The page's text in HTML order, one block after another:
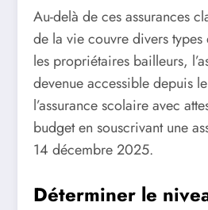
Au-delà de ces assurances
de la vie couvre divers
les propriétaires bailleurs,
devenue accessible depuis
l’assurance scolaire avec
budget en souscrivant une
14 décembre 2025.
Déterminer le